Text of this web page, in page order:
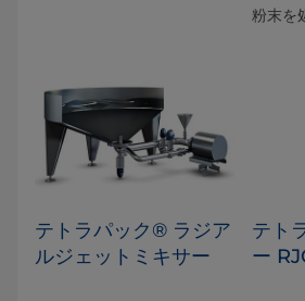
粉末を
テトラパック® ラジア
ルジェットミキサー
テト
ー